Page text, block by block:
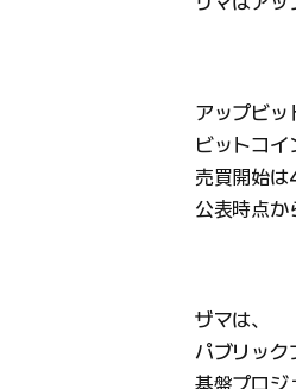
アップビッ
ビットコイ
売買開始は
公表時点か
ザマは、
パブリック
基盤プロジ